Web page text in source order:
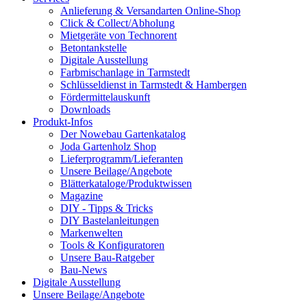
Anlieferung & Versandarten Online-Shop
Click & Collect/Abholung
Mietgeräte von Technorent
Betontankstelle
Digitale Ausstellung
Farbmischanlage in Tarmstedt
Schlüsseldienst in Tarmstedt & Hambergen
Fördermittelauskunft
Downloads
Produkt-Infos
Der Nowebau Gartenkatalog
Joda Gartenholz Shop
Lieferprogramm/Lieferanten
Unsere Beilage/Angebote
Blätterkataloge/Produktwissen
Magazine
DIY - Tipps & Tricks
DIY Bastelanleitungen
Markenwelten
Tools & Konfiguratoren
Unsere Bau-Ratgeber
Bau-News
Digitale Ausstellung
Unsere Beilage/Angebote